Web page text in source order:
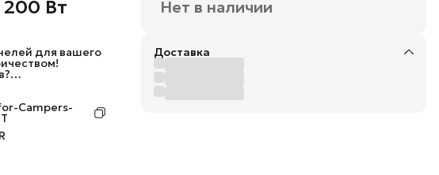
Вт
для вашего
автономных
солнечных
вас чистой
— это то, что
о
Campers-
Нет в наличии
Доставка